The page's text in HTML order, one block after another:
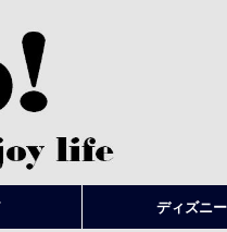
ディズニー